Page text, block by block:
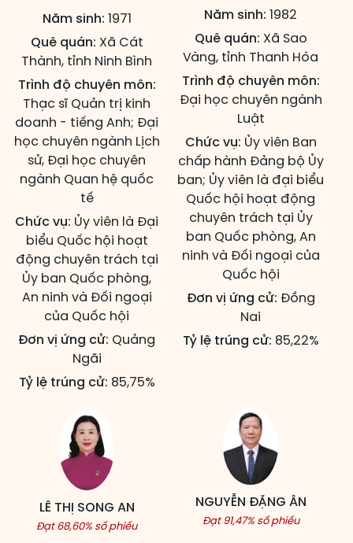
Năm sinh: 1971
Quê quán: Xã Cát
Thành, tỉnh Ninh Bình
Trình độ chuyên môn:
Thạc sĩ Quản trị kinh
doanh - tiếng Anh; Đại
học chuyên ngành Lịch
sử, Đại học chuyên
ngành Quan hệ quốc
tế
Chức vụ: Ủy viên là Đại
biểu Quốc hội hoạt
động chuyên trách tại
Ủy ban Quốc phòng,
An ninh và Đối ngoại
của Quốc hội
Đơn vị ứng cử: Quảng
Ngãi
Tỷ lệ trúng cử: 85,75%
Năm sinh: 1982
Quê quán: Xã Sao
Vàng, tỉnh Thanh Hóa
Trình độ chuyên môn:
Đại học chuyên ngành
Luật
Chức vụ: Ủy viên Ban
chấp hành Đảng bộ Ủy
ban; Ủy viên là đại biểu
Quốc hội hoạt động
chuyên trách tại Ủy
ban Quốc phòng, An
ninh và Đối ngoại của
Quốc hội
Đơn vị ứng cử: Đồng
Nai
Tỷ lệ trúng cử: 85,22%
LÊ THỊ SONG AN
Đạt 68,60% số phiếu
NGUYỄN ĐẶNG ÂN
Đạt 91,47% số phiếu